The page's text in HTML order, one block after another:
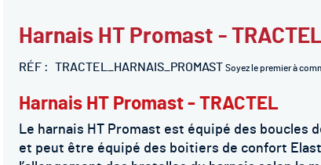
Harnais HT Promast -
RÉF TRACTEL_HARNAIS_PROMAST Soyez le premier à
Harnais HT Promast - TRACTEL
Le harnais HT Promast est équipé des boucles
et peut être équipé des boitiers de confort